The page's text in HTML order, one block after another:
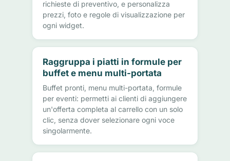
richieste di preventivo, e personalizza
prezzi, foto e regole di visualizzazione per
ogni widget.
Raggruppa i piatti in formule per
buffet e menu multi-portata
Buffet pronti, menu multi-portata, formule
per eventi: permetti ai clienti di aggiungere
un'offerta completa al carrello con un solo
clic, senza dover selezionare ogni voce
singolarmente.